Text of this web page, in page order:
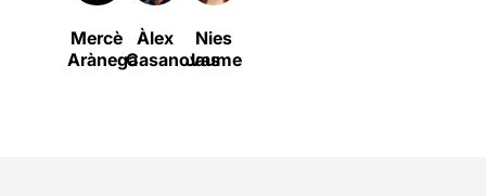
Mercè
Arànega
Àlex
Casanovas
Nies
Jaume